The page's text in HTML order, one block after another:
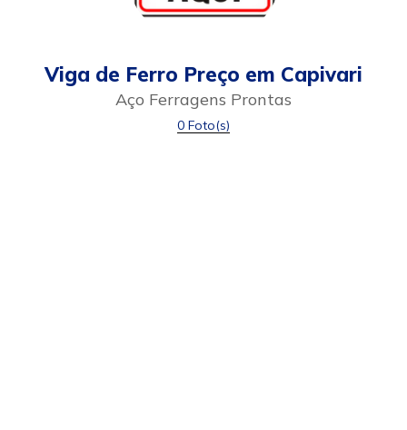
Viga de Ferro Preço em Capivari
Aço Ferragens Prontas
0 Foto(s)